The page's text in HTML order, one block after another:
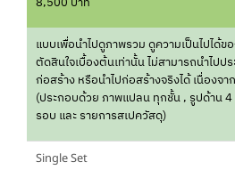
แบบเพื่อนำไปดูภาพรวม ดูความเป็นไปได้ข
ตัดสินใจเบื้องต้นเท่านั้น ไม่สามารถนำไป
ก่อสร้าง หรือนำไปก่อสร้างจริงได้ เนื่องจ
(ประกอบด้วย ภาพแปลน ทุกชั้น , รูปด้าน
รอบ และ รายการสเปควัสดุ)
Single Set